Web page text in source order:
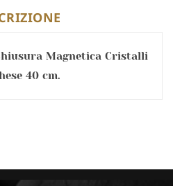
Magnetica Cristalli
40 cm.